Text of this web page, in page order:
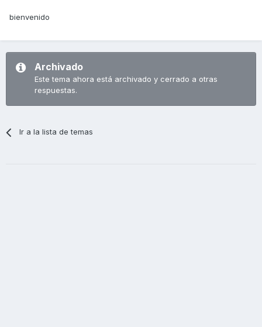
bienvenido
Archivado
Este tema ahora está archivado y cerrado a otras
respuestas.
Ir a la lista de temas